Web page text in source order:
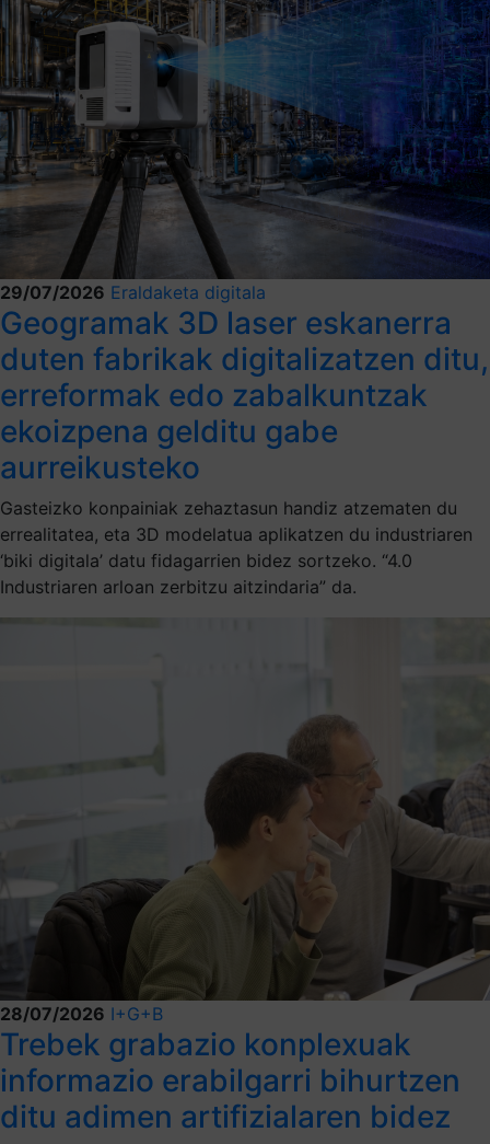
29/07/2026 Eraldaketa digitala
Geogramak 3D laser eskanerra
duten fabrikak digitalizatzen ditu,
erreformak edo zabalkuntzak
ekoizpena gelditu gabe
aurreikusteko
Gasteizko konpainiak zehaztasun handiz atzematen du
errealitatea, eta 3D modelatua aplikatzen du industriaren
‘biki digitala’ datu fidagarrien bidez sortzeko. “4.0
Industriaren arloan zerbitzu aitzindaria” da.
28/07/2026 I+G+B
Trebek grabazio konplexuak
informazio erabilgarri bihurtzen
ditu adimen artifizialaren bidez